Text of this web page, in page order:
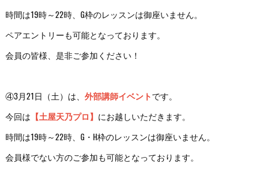
時間は19時～22時、G枠のレッスンは御座いません。
ペアエントリーも可能となっております。
会員の皆様、是非ご参加ください！
④3月21日（土）は、 外部講師イベントです。
今回は 【土屋天乃プロ】 にお越しいただきます。
時間は19時～22時、G・H枠のレッスンは御座いません。
会員様でない方のご参加も可能となっております。